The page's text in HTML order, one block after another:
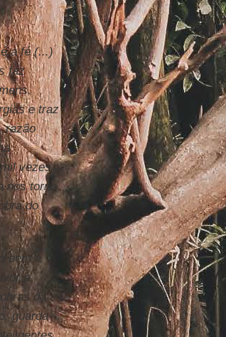
a fé (...)
faz
e traz
razão
vezes
nos torna
do
bem a
a
da
guarda-